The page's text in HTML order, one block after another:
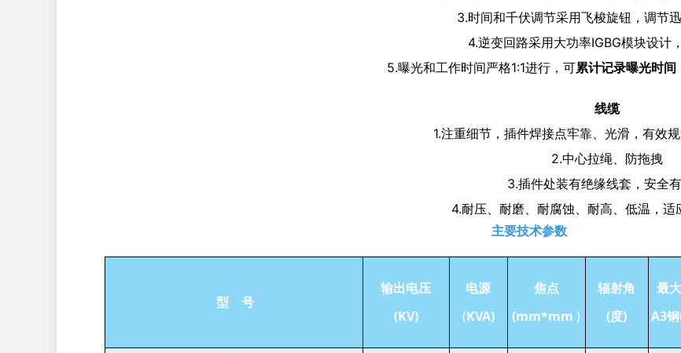
3.时间和千伏调节采用飞梭旋钮，调节
4.逆变回路采用大功率IGBG模块设计，
5.曝光和工作时间严格1:1进行，可累计记录曝光时
线缆
1.注重细节，插件焊接点牢靠、光滑，有效
2.中心拉绳、防拖拽
3.插件处装有绝缘线套，安全
4.耐压、耐磨、耐腐蚀、 耐高、低温，适
主要技术参数
型 号
输出电压
(KV)
电源
(KVA)
焦点
(mm*mm )
辐射角
(度)
最
A3